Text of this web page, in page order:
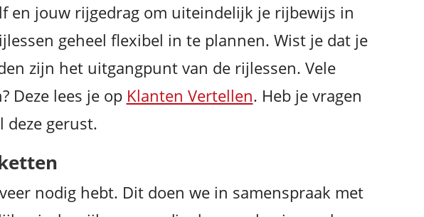
en jouw rijgedrag om uiteindelijk je rijbewijs in
geheel flexibel in te plannen. Wist je dat je
zijn het uitgangpunt van de rijlessen. Vele
Deze lees je op Klanten Vertellen. Heb je vragen
deze gerust.
nodig hebt. Dit doen we in samenspraak met